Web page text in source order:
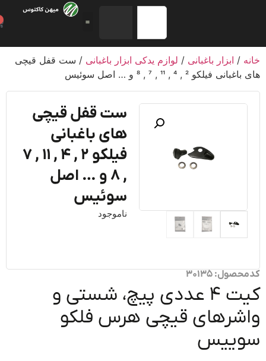
/ابزار باغبانی/لوازم یدکی ابزار باغبانی/ ست قفل قیچی
فیلکو 2 , 4 , 11 , 7 , 8 و … اصل سوئیس
ست قفل قیچی
های باغبانی
فیلکو 2 , 4 , 11 , 7
, 8 و … اصل
سوئیس
ناموجود
30135
کیت ۴ عددی پیچ، شستی و
قیچی هرس فلکو